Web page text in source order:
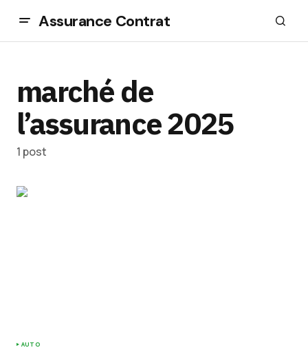
Assurance Contrat
marché de
l’assurance 2025
1 post
AUTO